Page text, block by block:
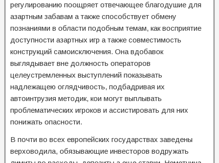
регулированию поощряет отвечающее благодушие для
азартным забавам а также способствует обмену
познаниями в области подобным темам, как восприятие
доступности азартных игр а также совместимость
конструкций самоисключения. Она вдобавок
выглядывает вне должность операторов
целеустремленных выступлений показывать
надлежащею оглядчивость, подбадривая их
автоинтрузия методик, кои могут выплывать
проблематических игроков и ассистировать для них
понижать опасности.
В почти во всех европейских государствах заведены
верховодила, обязывающие инвесторов водружать